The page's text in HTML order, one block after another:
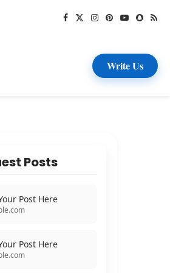
Write Us
Posts
Post Here
Post Here